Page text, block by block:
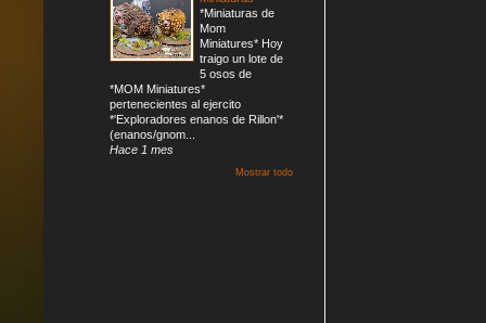
*Miniaturas de
Mom
Miniatures* Hoy
traigo un lote de
5 osos de
*MOM Miniatures*
pertenecientes al ejercito
*'Exploradores enanos de Rillon'*
(enanos/gnom...
Hace 1 mes
Mostrar todo